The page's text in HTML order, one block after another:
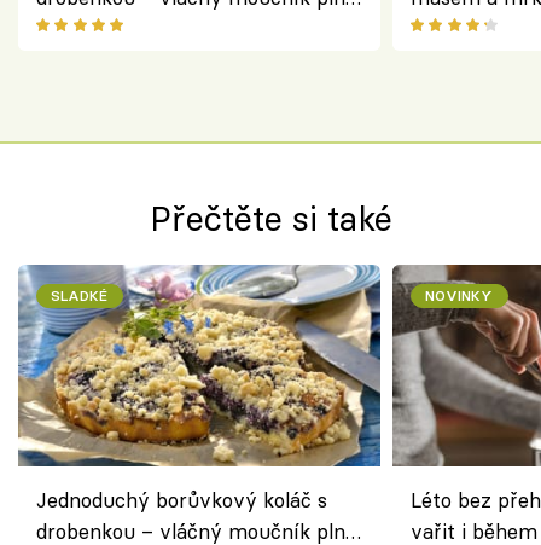
ovoce
salátem –
Přečtěte si také
SLADKÉ
Jednoduchý borůvkový koláč s
drobenkou – vláčný moučník plný
NOVINKY
Léto bez
vařit i